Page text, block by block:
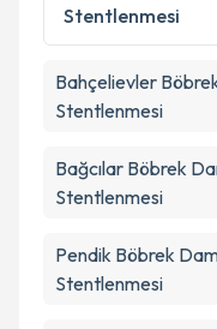
Stentlenmesi
Bahçelievler
Stentlenmesi
Bağcılar Böbrek
Stentlenmesi
Pendik Böbrek
Stentlenmesi